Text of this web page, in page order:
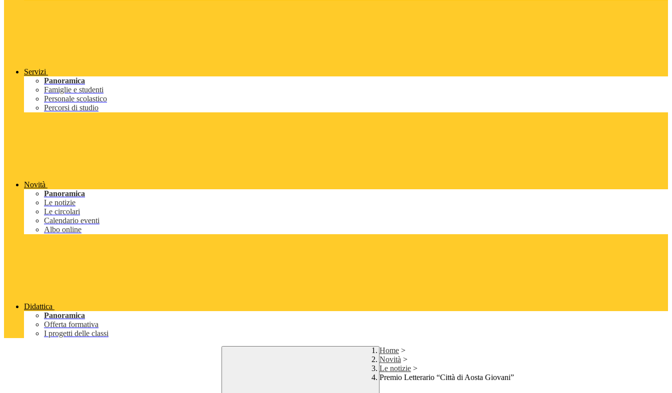
Servizi
Panoramica
Famiglie e studenti
Personale scolastico
Percorsi di studio
Novità
Panoramica
Le notizie
Le circolari
Calendario eventi
Albo online
Didattica
Panoramica
Offerta formativa
I progetti delle classi
Home >
Novità >
Le notizie >
Premio Letterario “Città di Aosta Giovani”